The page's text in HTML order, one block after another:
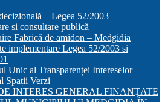
– Legea 52/2003
si consultare publică
Fabrică de amidon – Medgidia
implementare Legea 52/2003 si
Unic al Transparenței Intereselor
Spații Verzi
INTERES GENERAL FINANȚATE